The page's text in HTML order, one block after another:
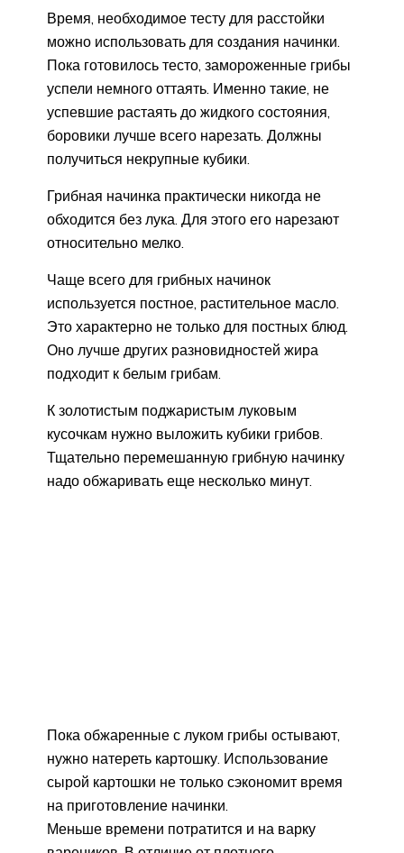
Время, необходимое тесту для расстойки
можно использовать для создания начинки.
Пока готовилось тесто, замороженные грибы
успели немного оттаять. Именно такие, не
успевшие растаять до жидкого состояния,
боровики лучше всего нарезать. Должны
получиться некрупные кубики.
Грибная начинка практически никогда не
обходится без лука. Для этого его нарезают
относительно мелко.
Чаще всего для грибных начинок
используется постное, растительное масло.
Это характерно не только для постных блюд.
Оно лучше других разновидностей жира
подходит к белым грибам.
К золотистым поджаристым луковым
кусочкам нужно выложить кубики грибов.
Тщательно перемешанную грибную начинку
надо обжаривать еще несколько минут.
Пока обжаренные с луком грибы остывают,
нужно натереть картошку. Использование
сырой картошки не только сэкономит время
на приготовление начинки.
Меньше времени потратится и на варку